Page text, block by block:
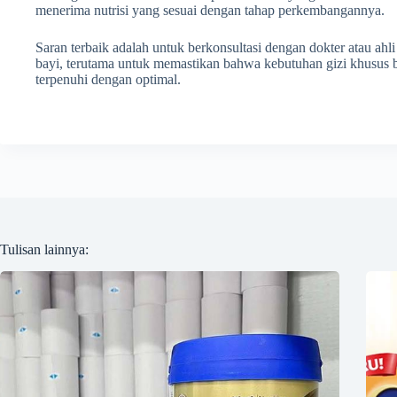
menerima nutrisi yang sesuai dengan tahap perkembangannya.
Saran terbaik adalah untuk berkonsultasi dengan dokter atau
bayi, terutama untuk memastikan bahwa kebutuhan gizi khusus
terpenuhi dengan optimal.
Tulisan lainnya: